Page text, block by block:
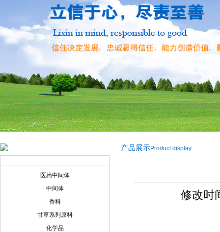
医药中间体
中间体
香料
甘草系列原料
化学品
产品展示Product display
修改时